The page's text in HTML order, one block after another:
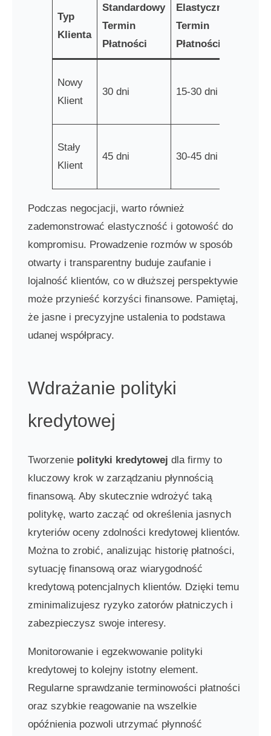
Typ
Klienta
Standardowy
Termin
Płatności
Elastyczny
Termin
Płatności
Nowy
Klient
30 dni 15-30 dni
Stały
Klient
45 dni 30-45 dni
Podczas negocjacji, warto również
zademonstrować elastyczność i gotowość do
kompromisu. Prowadzenie rozmów w sposób
otwarty i transparentny buduje zaufanie i
lojalność klientów, co w dłuższej perspektywie
może przynieść korzyści finansowe. Pamiętaj,
że jasne i precyzyjne ustalenia to podstawa
udanej współpracy.
Wdrażanie polityki
kredytowej
Tworzenie polityki kredytowej dla firmy to
kluczowy krok w zarządzaniu płynnością
finansową. Aby skutecznie wdrożyć taką
politykę, warto zacząć od określenia jasnych
kryteriów oceny zdolności kredytowej klientów.
Można to zrobić, analizując historię płatności,
sytuację finansową oraz wiarygodność
kredytową potencjalnych klientów. Dzięki temu
zminimalizujesz ryzyko zatorów płatniczych i
zabezpieczysz swoje interesy.
Monitorowanie i egzekwowanie polityki
kredytowej to kolejny istotny element.
Regularne sprawdzanie terminowości płatności
oraz szybkie reagowanie na wszelkie
opóźnienia pozwoli utrzymać płynność